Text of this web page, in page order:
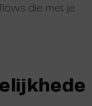
die met je